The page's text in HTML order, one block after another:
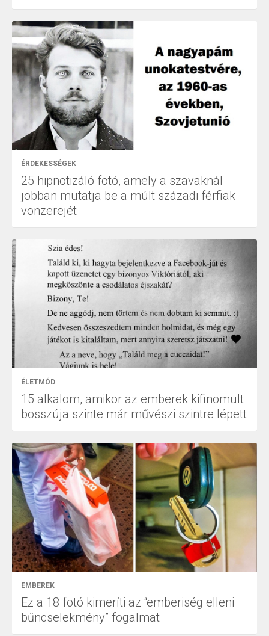
ÉRDEKESSÉGEK
25 hipnotizáló fotó, amely a szavaknál
jobban mutatja be a múlt századi férfiak
vonzerejét
ÉLETMÓD
15 alkalom, amikor az emberek kifinomult
bosszúja szinte már művészi szintre lépett
EMBEREK
Ez a 18 fotó kimeríti az “emberiség elleni
bűncselekmény” fogalmat